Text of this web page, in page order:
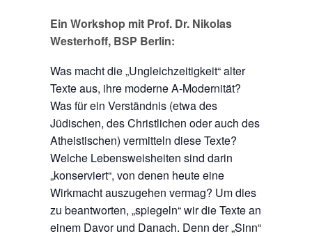
Ein Workshop mit Prof. Dr. Nikolas
Westerhoff, BSP Berlin:
Was macht die „Ungleichzeitigkeit“ alter
Texte aus, ihre moderne A-Modernität?
Was für ein Verständnis (etwa des
Jüdischen, des Christlichen oder auch des
Atheistischen) vermitteln diese Texte?
Welche Lebensweisheiten sind darin
„konserviert“, von denen heute eine
Wirkmacht auszugehen vermag? Um dies
zu beantworten, „spiegeln“ wir die Texte an
einem Davor und Danach. Denn der „Sinn“